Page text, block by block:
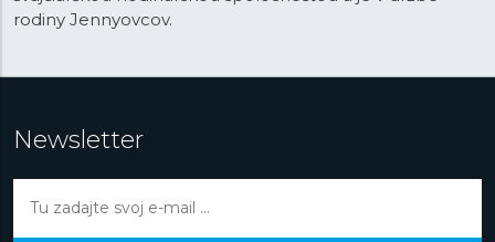
číselníka.
dekompresných časov
farbu číselníka.
rodiny Jennyovcov.
Newsletter